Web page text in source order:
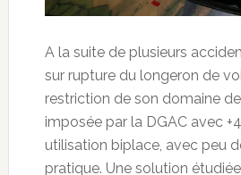
A la suite de plusieurs
sur rupture du longeron de
restriction de son domaine
imposée par la DGAC avec
utilisation biplace, avec peu
pratique. Une solution